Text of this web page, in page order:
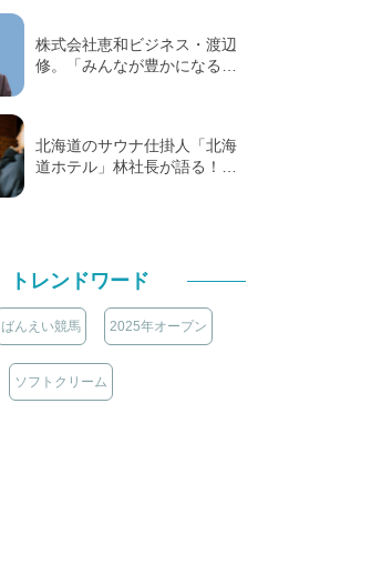
株式会社恵和ビジネス・渡辺
修。「みんなが豊かになる…
北海道のサウナ仕掛人「北海
道ホテル」林社長が語る！…
トレンドワード
ばんえい競馬 2025年オープン
ソフトクリーム